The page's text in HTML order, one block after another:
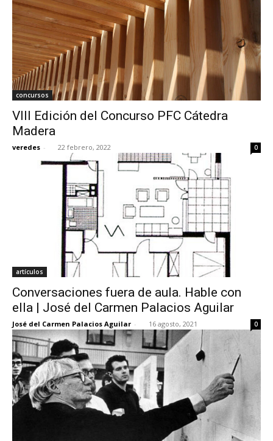
concursos
VIII Edición del Concurso PFC Cátedra
Madera
veredes - 22 febrero, 2022 0
artículos
Conversaciones fuera de aula. Hable con
ella | José del Carmen Palacios Aguilar
José del Carmen Palacios Aguilar - 16 agosto, 2021 0